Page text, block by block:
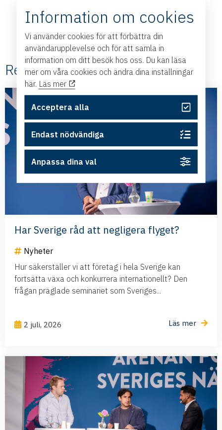
Relaterade #Nyheter
Har Sverige råd att negligera flyget?
Nyheter
Hur säkerställer vi att företag i hela Sverige kan
fortsätta växa och konkurrera internationellt? Den
frågan präglade seminariet som Sveriges...
2 juli, 2026 Läs mer
Information om cookies
Vi använder cookies för att förbättra din
användarupplevelse och för att samla in
information om ditt besök hos oss. Du kan läsa
mer om våra cookies och ändra dina inställningar
här. Läs mer
Acceptera alla
Endast nödvändiga
Anpassa dina val